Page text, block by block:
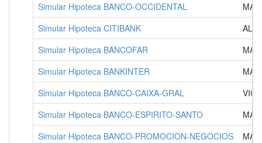
Simular Hipoteca BANCO-OCCIDENTAL
Simular Hipoteca CITIBANK
Simular Hipoteca BANCOFAR
Simular Hipoteca BANKINTER
Simular Hipoteca BANCO-CAIXA-GRAL
Simular Hipoteca BANCO-ESPIRITO-SANTO
Simular Hipoteca BANCO-PROMOCION-NEGOCIOS